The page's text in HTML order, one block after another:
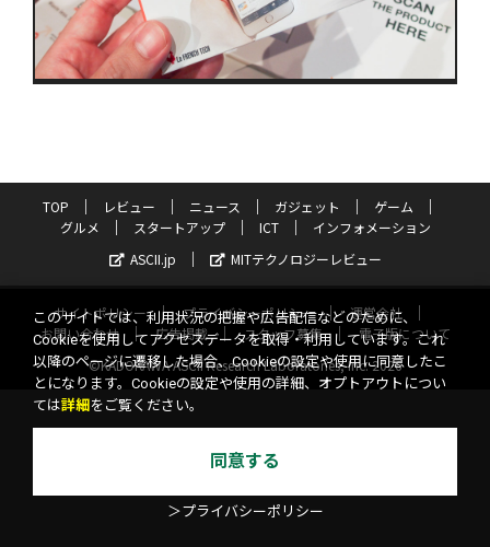
TOP レビュー ニュース ガジェット
ゲーム
グルメ
スタートアップ ICT
インフォメーション
ASCII.jp
MITテクノロジーレビュー
サイトポリシー プライバシーポリシー
運営会社
お問い合わせ
広告掲載 スタッフ募集
電子版について
©KADOKAWA ASCII Research Laboratories, Inc. 2026
このサイトでは、利用状況の把握や広告配信などのために、
Cookieを使用してアクセスデータを取得・利用しています。これ
以降のページに遷移した場合、Cookieの設定や使用に同意したこ
とになります。Cookieの設定や使用の詳細、オプトアウトについ
ては詳細 をご覧ください。
同意する
＞プライバシーポリシー